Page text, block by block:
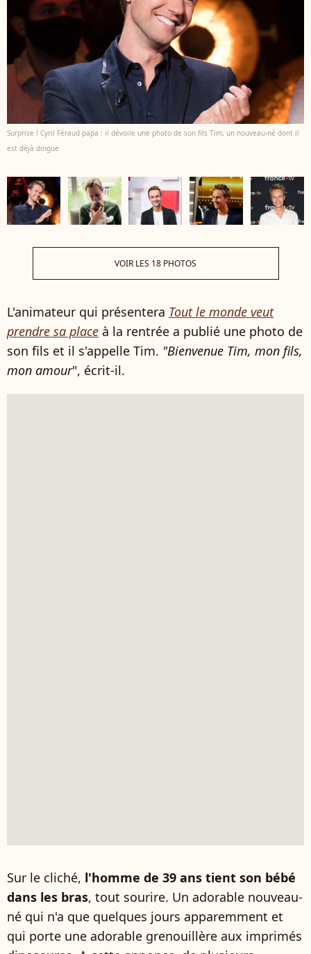
Surprise ! Cyril Féraud papa : il dévoile une photo de son fils Tim, un nouveau-né dont il
est déjà dingue
VOIR LES 18 PHOTOS
L'animateur qui présentera Tout le monde veut
prendre sa place à la rentrée a publié une photo de
son fils et il s'appelle Tim. "Bienvenue Tim, mon fils,
mon amour", écrit-il.
Sur le cliché, l'homme de 39 ans tient son bébé
dans les bras, tout sourire. Un adorable nouveau-
né qui n'a que quelques jours apparemment et
qui porte une adorable grenouillère aux imprimés